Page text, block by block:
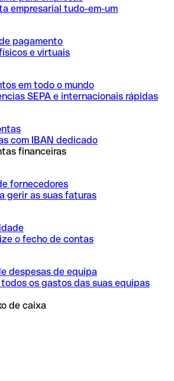
empresarial tudo-em-um
pagamento
e virtuais
em todo o mundo
SEPA e internacionais rápidas
com IBAN dedicado
financeiras
fornecedores
gerir as suas faturas
o fecho de contas
despesas de equipa
os gastos das suas equipas
de caixa